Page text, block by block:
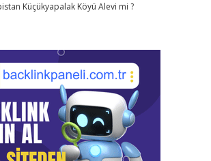
Küçükyapalak Köyü Alevi mi ?